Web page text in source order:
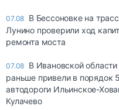
07.08 В Бессоновке на
Лунино проверили ход
ремонта моста
07.08 В Ивановской области
раньше привели в порядок
автодороги Ильинское-
Кулачево